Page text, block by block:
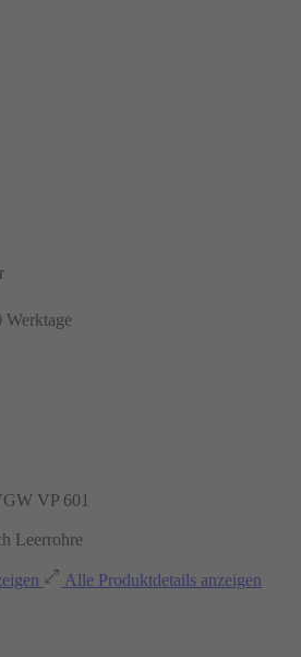
Werktage
VP 601
Leerrohre
Alle Produktdetails anzeigen